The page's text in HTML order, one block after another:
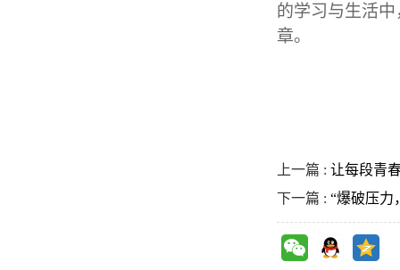
的学习与生活
章。
上一篇 : 让每段青
下一篇 : “爆破压力